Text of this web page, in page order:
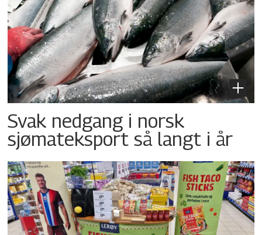
Svak nedgang i norsk
sjømateksport så langt i år